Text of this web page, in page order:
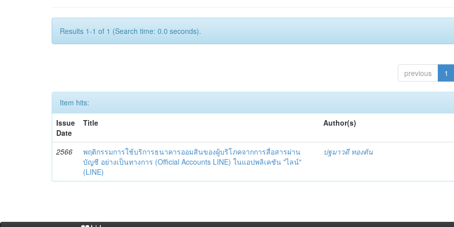
Results 1-1 of 1 (Search time: 0.0 seconds).
previous 1
Item hits:
Issue
Date
Title Author(s)
2566
พฤติกรรมการใช้บริการธนาคารออมสินของผู้บริโภคจากการสื่อสารผ่าน
บัญชี อย่างเป็นทางการ (Official Accounts LINE) ในแอปพลิเคชัน "ไลน์"
(LINE)
ปฐมาวดี ทองตัน